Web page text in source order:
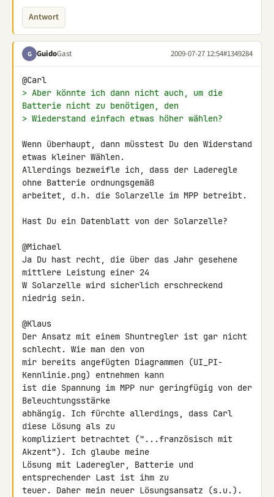
Antwort
G GuidoGast 2009-07-27 12:54#1349284
> Aber könnte ich dann nicht auch, um die
Batterie nicht zu benötigen, den
> Wiederstand einfach etwas höher wählen?
Wenn überhaupt, dann müsstest Du den Widerstand
etwas kleiner Wählen.
Allerdings bezweifle ich, dass der Laderegle
ohne Batterie ordnungsgemäß
arbeitet, d.h. die Solarzelle im MPP betreibt.
Hast Du ein Datenblatt von der Solarzelle?
@Michael
Ja Du hast recht, die über das Jahr gesehene
mittlere Leistung einer 24
W Solarzelle wird sicherlich erschreckend
niedrig sein.
@Klaus
Der Ansatz mit einem Shuntregler ist gar nicht
schlecht. Wie man den von
mir bereits angefügten Diagrammen (UI_PI-
Kennlinie.png) entnehmen kann
ist die Spannung im MPP nur geringfügig von der
Beleuchtungsstärke
abhängig. Ich fürchte allerdings, dass Carl
diese Lösung als zu
kompliziert betrachtet ("...französisch mit
Akzent"). Ich glaube meine
Lösung mit Laderegler, Batterie und
entsprechender Last ist ihm zu
teuer. Daher mein neuer Lösungsansatz (s.u.).